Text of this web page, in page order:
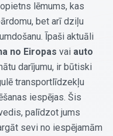
lēmums, kas
bet arī dziļu
Īpaši aktuāli
no Eiropas vai auto
darījumu, ir būtiski
transportlīdzekļu
iespējas. Šis
palīdzot jums
sevi no iespējamām